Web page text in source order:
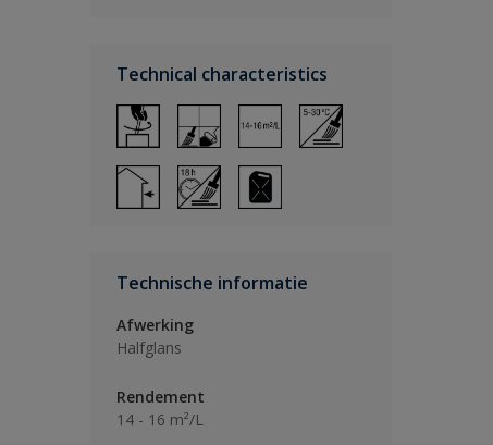
Technical characteristics
Technische informatie
Afwerking
Halfglans
Rendement
14 - 16 m²/L